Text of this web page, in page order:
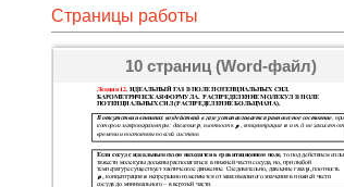
Страницы работы
10 страниц (Word-файл)